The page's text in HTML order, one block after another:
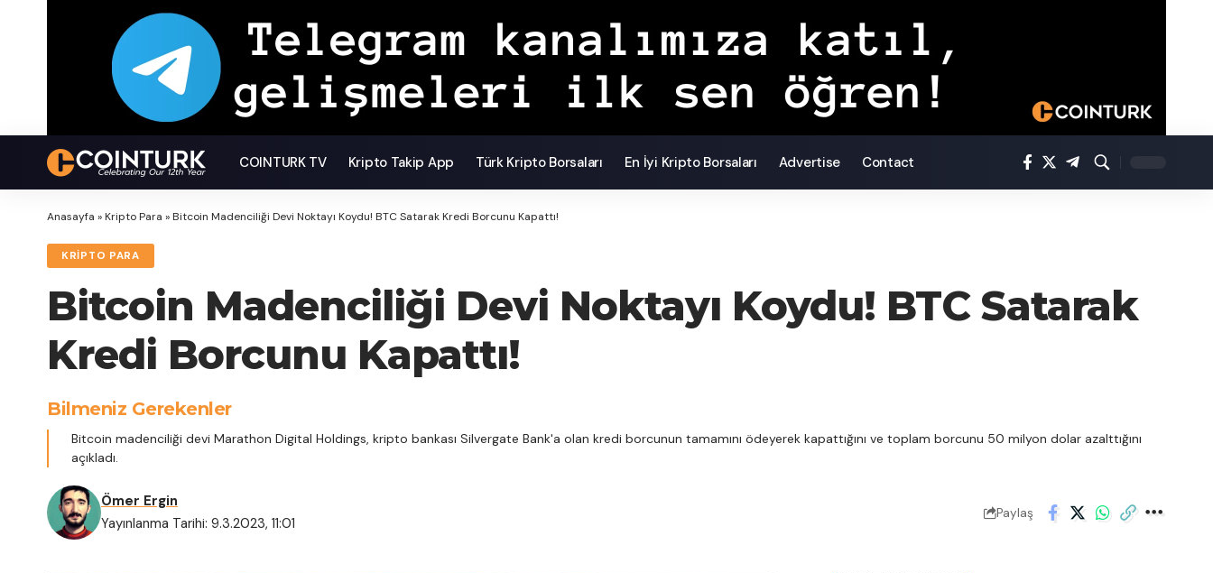
COINTURK TV Kripto Takip App Türk Kripto Borsaları En İyi Kripto Borsaları Advertise Contact
Anasayfa »Kripto Para »Bitcoin Madenciliği Devi Noktayı Koydu! BTC Satarak Kredi Borcunu Kapattı!
KRIPTO PARA
Bitcoin Madenciliği Devi Noktayı Koydu! BTC Satarak
Kredi Borcunu Kapattı!
Bilmeniz Gerekenler
Bitcoin madenciliği devi Marathon Digital Holdings, kripto bankası Silvergate Bank'a olan kredi borcunun tamamını ödeyerek kapattığını ve toplam borcunu 50 milyon dolar azalttığını
açıkladı.
Yayınlanma Tarihi: 9.3.2023, 11:01
Ömer Ergin
Paylaş